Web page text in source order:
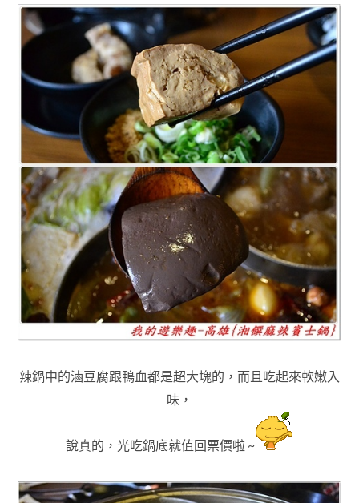
辣鍋中的滷豆腐跟鴨血都是超大塊的，而且吃起來軟嫩入
味 ，
說真的 ，光吃鍋底就值回票價啦 ~